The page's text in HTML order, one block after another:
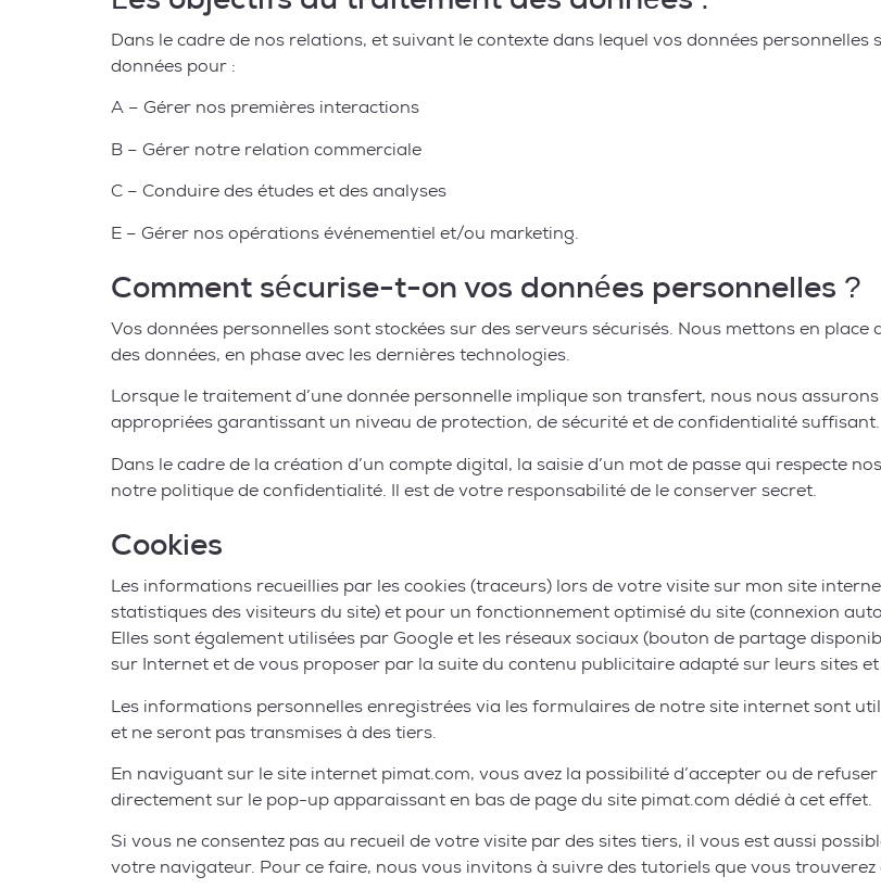
Dans le cadre de nos relations, et suivant le contexte dans lequel vos données
données pour :
A – Gérer nos premières interactions
B – Gérer notre relation commerciale
C – Conduire des études et des analyses
E – Gérer nos opérations événementiel et/ou marketing.
Comment sécurise-t-on vos données personnelles ?
Vos données personnelles sont stockées sur des serveurs sécurisés. Nous mettons en
des données, en phase avec les dernières technologies.
Lorsque le traitement d’une donnée personnelle implique son transfert, nous nous
appropriées garantissant un niveau de protection, de sécurité et de confidentialité suffisant.
Dans le cadre de la création d’un compte digital, la saisie d’un mot de passe qui respecte
notre politique de confidentialité. Il est de votre responsabilité de le conserver secret.
Cookies
Les informations recueillies par les cookies (traceurs) lors de votre visite sur mon site
statistiques des visiteurs du site) et pour un fonctionnement optimisé du site (connexion
Elles sont également utilisées par Google et les réseaux sociaux (bouton de partage
sur Internet et de vous proposer par la suite du contenu publicitaire adapté sur leurs sites
Les informations personnelles enregistrées via les formulaires de notre site internet sont
et ne seront pas transmises à des tiers.
En naviguant sur le site internet pimat.com, vous avez la possibilité d’accepter ou de
directement sur le pop-up apparaissant en bas de page du site pimat.com dédié à cet effet.
Si vous ne consentez pas au recueil de votre visite par des sites tiers, il vous est aussi
votre navigateur. Pour ce faire, nous vous invitons à suivre des tutoriels que vous trouverez